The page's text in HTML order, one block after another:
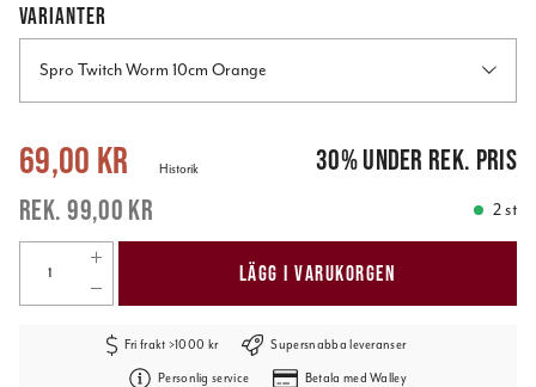
VARIANTER
Spro Twitch Worm 10cm Orange
Nuvarande pris: 99,00 kr
69,00 kr
99,00 kr
Historik 30%under rek. pris
2 st
LÄGG I VARUKORGEN
Fri frakt >1000 kr Supersnabba leveranser
Personlig service Betala med Walley